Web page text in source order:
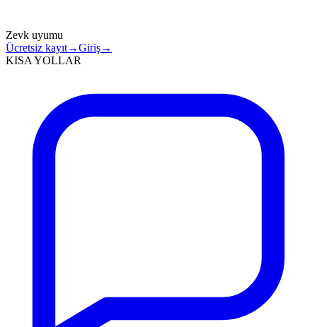
Zevk uyumu
Ücretsiz kayıt→Giriş→
KISA YOLLAR